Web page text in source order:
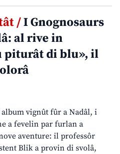
/I Gnognosaurs
al rive in
piturât di blu», il
vignût fûr a Nadâl, i
a fevelin par furlan a
aventure: il professôr
Blik a provin di svolâ,